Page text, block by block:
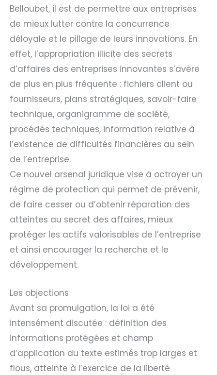
Belloubet, il est de permettre aux entreprises
de mieux lutter contre la concurrence
déloyale et le pillage de leurs innovations. En
effet, l’appropriation illicite des secrets
d’affaires des entreprises innovantes s’avère
de plus en plus fréquente : fichiers client ou
fournisseurs, plans stratégiques, savoir-faire
technique, organigramme de société,
procédés techniques, information relative à
l’existence de difficultés financières au sein
de l’entreprise.
Ce nouvel arsenal juridique vise à octroyer un
régime de protection qui permet de prévenir,
de faire cesser ou d’obtenir réparation des
atteintes au secret des affaires, mieux
protéger les actifs valorisables de l’entreprise
et ainsi encourager la recherche et le
développement.
Les objections
Avant sa promulgation, la loi a été
intensément discutée : définition des
informations protégées et champ
d’application du texte estimés trop larges et
flous, atteinte à l’exercice de la liberté